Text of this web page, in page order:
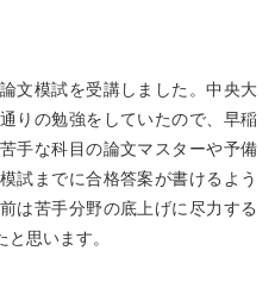
文模試を受講しました。中央大
りの勉強をしていたので、早稲
手な科目の論文マスターや予備
試までに合格答案が書けるよう
は苦手分野の底上げに尽力する
思います。